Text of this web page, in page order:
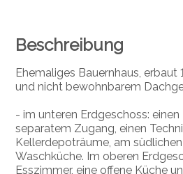
Beschreibung
Ehemaliges Bauernhaus, erbaut
und nicht bewohnbarem
- im unteren Erdgeschoss:
separatem Zugang, einen
Kellerdepoträume, am
Waschküche. Im oberen
Esszimmer, eine offene Küche